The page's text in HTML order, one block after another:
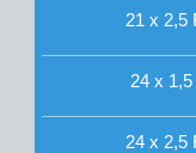
21 x 2,5
24 x
24 x 2,5